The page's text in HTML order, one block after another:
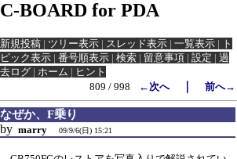
C-BOARD for PDA
新規投稿 | ツリー表示 | スレッド表示 | 一覧表示 | ト
ピック表示 | 番号順表示 | 検索 | 留意事項 | 設定 | 過
去ログ | ホーム | ヒント
809 / 998
←次へ｜ 前へ→
なぜか、F乗り
by marry 09/9/6(日) 15:21